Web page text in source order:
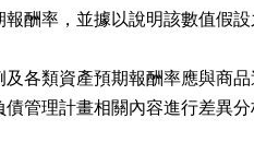
期報酬率，並據以說明該數值假
例及各類資產預期報酬率應與商
負債管理計畫相關內容進行差異